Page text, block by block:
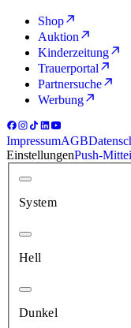
Shop
Auktion
Kinderzeitung
Trauerportal
Partnersuche
Werbung
ImpressumAGB
EinstellungenPush-
System
Hell
Dunkel